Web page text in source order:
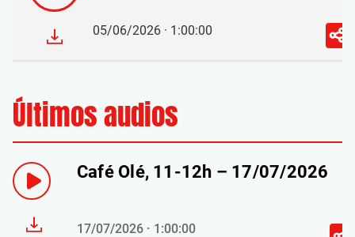
05/06/2026 · 1:00:00
Últimos audios
Café Olé, 11-12h – 17/07/2026
17/07/2026 · 1:00:00